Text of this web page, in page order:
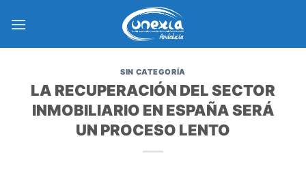
SIN CATEGORÍA
LA RECUPERACIÓN DEL SECTOR
INMOBILIARIO EN ESPAÑA SERÁ
UN PROCESO LENTO